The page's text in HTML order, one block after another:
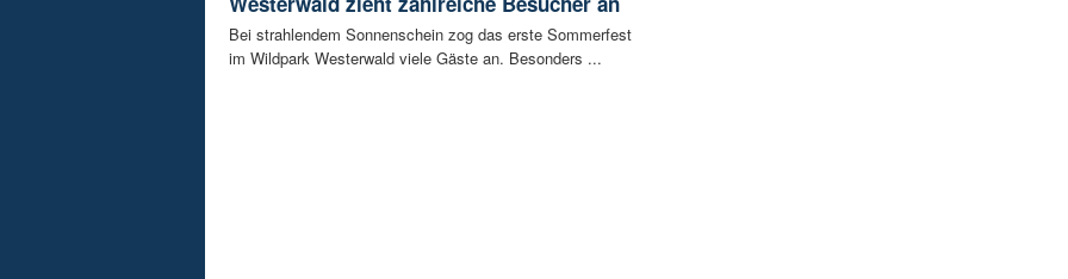
Bei strahlendem Sonnenschein zog das erste Sommerfest
im Wildpark Westerwald viele Gäste an. Besonders ...